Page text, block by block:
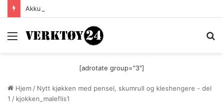
Akkurat nå er batteri-bordsaga til Festool billigere
Meny
[adrotate group="3"]
Hjem / Nytt kjøkken med pensel, skumrull og kleshengere - del
1 / kjokken_maleflis1